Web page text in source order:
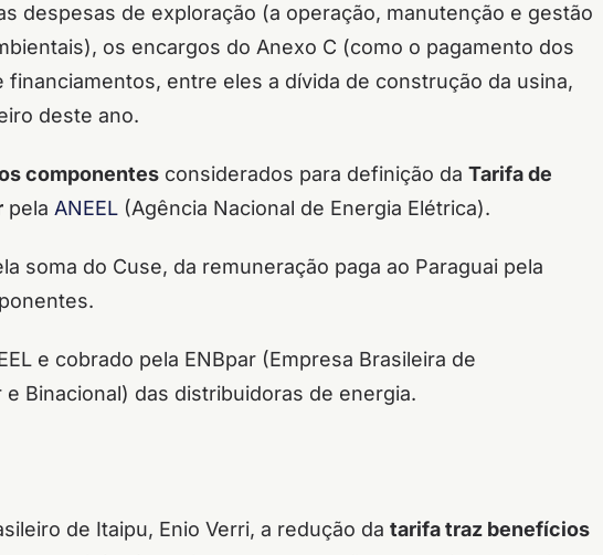
despesas de exploração (a operação, manutenção e gestão
os encargos do Anexo C (como o pagamento dos
entre eles a dívida de construção da usina,
deste ano.
componentes considerados para definição da Tarifa de
pela ANEEL (Agência Nacional de Energia Elétrica).
soma do Cuse, da remuneração paga ao Paraguai pela
e cobrado pela ENBpar (Empresa Brasileira de
Binacional) das distribuidoras de energia.
de Itaipu, Enio Verri, a redução da tarifa traz benefícios